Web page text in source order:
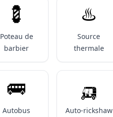
💈
Poteau de
barbier
♨️
Source
thermale
🚌
Autobus
🛺
Auto-rickshaw